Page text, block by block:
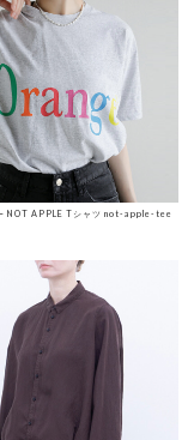
NOT APPLE Tシャツ not-apple-tee